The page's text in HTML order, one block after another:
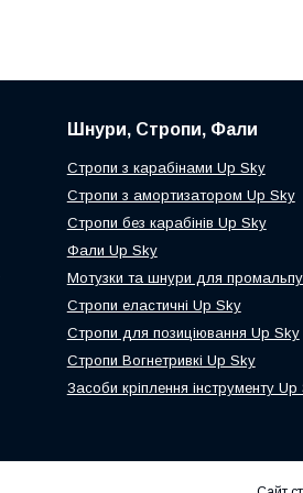
Шнури, Стропи, Фали
Стропи з карабінами Up Sky
Стропи з амортизатором Up Sky
Стропи без карабінів Up Sky
Фали Up Sky
Мотузки та шнури для
Стропи еластичні Up Sky
Стропи для позиціювання Up Sky
Стропи Вогнетривкі Up Sky
Засоби кріплення інструменту Up